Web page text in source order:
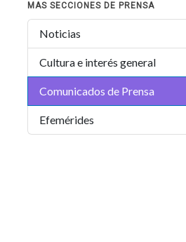
MAS SECCIONES DE PRENSA
Noticias
Cultura e interés general
Comunicados de Prensa
Efemérides